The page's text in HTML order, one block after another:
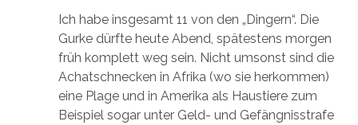
Ich habe insgesamt 11 von den „Dingern“. Die
Gurke dürfte heute Abend, spätestens morgen
früh komplett weg sein. Nicht umsonst sind die
Achatschnecken in Afrika (wo sie herkommen)
eine Plage und in Amerika als Haustiere zum
Beispiel sogar unter Geld- und Gefängnisstrafe